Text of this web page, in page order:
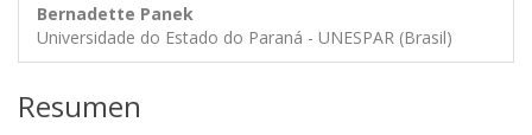
Bernadette Panek
Universidade do Estado do Paraná - UNESPAR (Brasil)
Resumen